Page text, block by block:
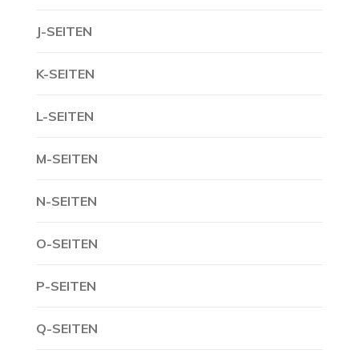
J-SEITEN
K-SEITEN
L-SEITEN
M-SEITEN
N-SEITEN
O-SEITEN
P-SEITEN
Q-SEITEN